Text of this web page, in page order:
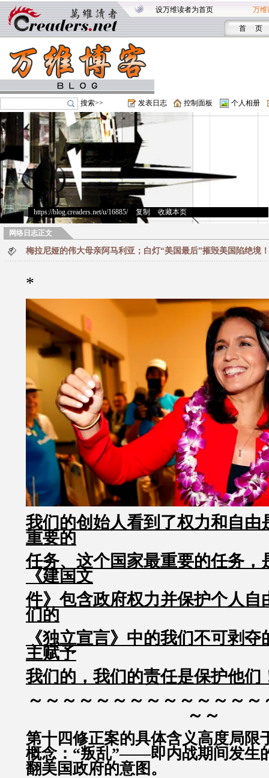
设万维读者为首页 万维
首 页
搜索>> 发表日志 控制面板 个人相册
https://blog.creaders.net/u/16885/> 复制 收藏本页
网络日志正文
梅拉尼娅的伟大母亲阿马利亚；白灯“美国最后”摧毁美国陷绝境！
*
我们的创始人看到了权力和自由
重要的
任务、这个国家最重要的任务，
《建国文
件》包含政府权力并保护个人自
们的
《独立宣言》中的我们不可剥
主赋予
我们的，我们的责任是保护他们
～～～～～～～～～～～～～
～～
第十四修正案的具体含义高度局限
概念：“叛乱”——即内战期间发生
翻美国政府的意图。